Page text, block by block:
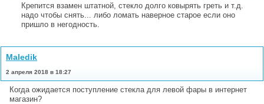
Крепится взамен штатной, стекло долго ковырять греть и т.д.
надо чтобы снять... либо ломать наверное старое если оно
пришло в негодность.
Maledik
2 апреля 2018 в 18:27
Когда ожидается поступление стекла для левой фары в интернет
магазин?